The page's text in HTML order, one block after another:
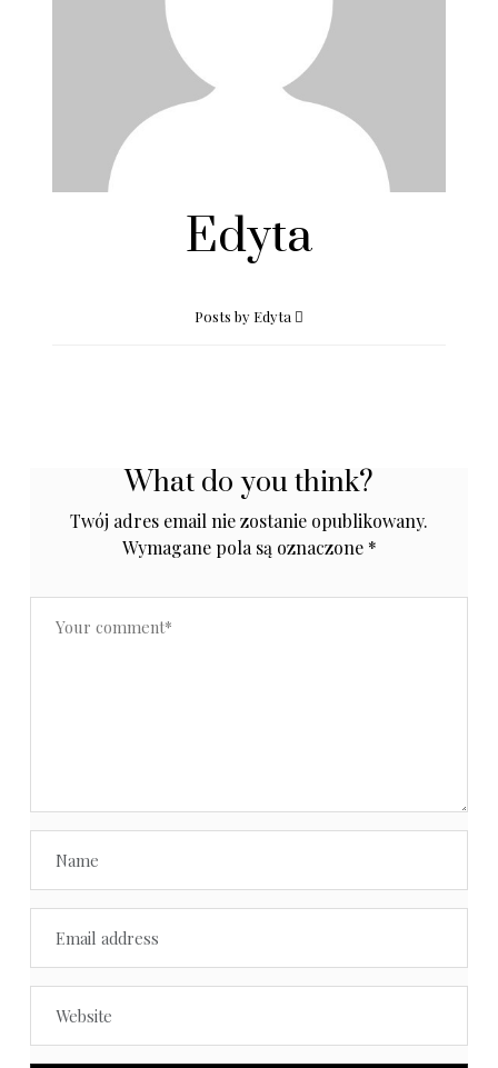
Edyta
Posts by Edyta
What do you think?
Twój adres email nie zostanie opublikowany.
Wymagane pola są oznaczone *